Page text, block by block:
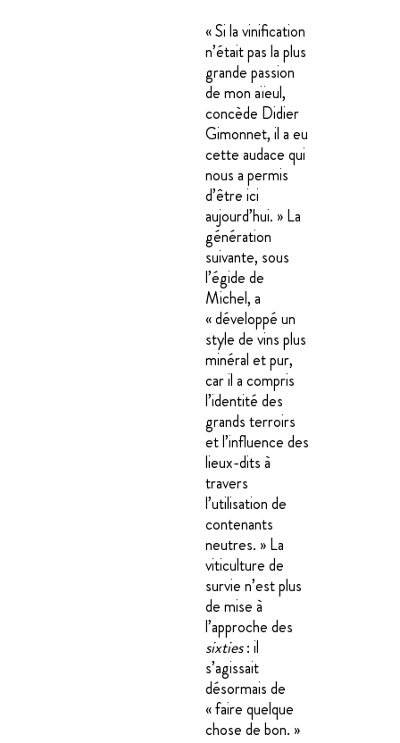
« Si la vinification
n’était pas la plus
grande passion
de mon aïeul,
concède Didier
Gimonnet, il a eu
cette audace qui
nous a permis
d’être ici
aujourd’hui. » La
génération
suivante, sous
l’égide de
Michel, a
« développé un
style de vins plus
minéral et pur,
car il a compris
l’identité des
grands terroirs
et l’influence des
lieux-dits à
travers
l’utilisation de
contenants
neutres. » La
viticulture de
survie n’est plus
de mise à
l’approche des
sixties: il
s’agissait
désormais de
« faire quelque
chose de bon. »